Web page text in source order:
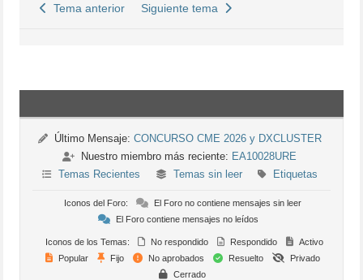
Tema anterior Siguiente tema
Último Mensaje: CONCURSO CME 2026 y DXCLUSTER
Nuestro miembro más reciente: EA10028URE
Temas Recientes
Temas sin leer Etiquetas
Iconos del Foro:
El Foro no contiene mensajes sin leer
El Foro contiene mensajes no leídos
Iconos de los Temas: No respondido Respondido
Activo
Popular
Fijo No aprobados Resuelto
Privado
Cerrado